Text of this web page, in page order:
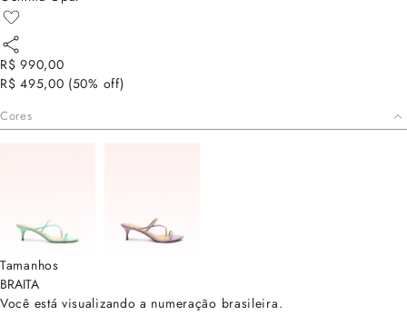
R$ 990,00
R$ 495,00 (50% off)
Cores
Tamanhos
BRAITA
Você está visualizando a numeração brasileira.